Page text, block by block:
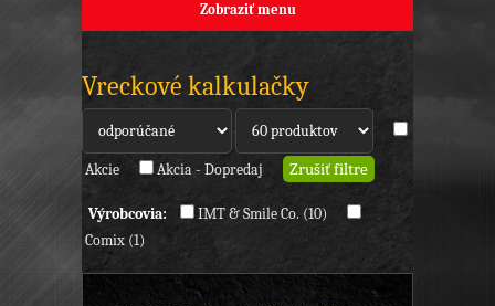
Zobraziť menu
Vreckové kalkulačky
Akcie Akcia - Dopredaj
Výrobcovia:
IMT & Smile Co. (10)
Comix (1)